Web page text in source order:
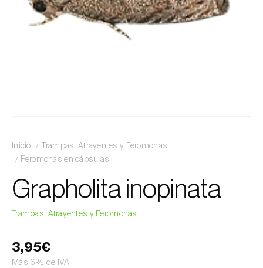
Inicio
Trampas, Atrayentes y Feromonas
Feromonas en cápsulas
Grapholita inopinata
Trampas, Atrayentes y Feromonas
3,95€
Más 6% de IVA